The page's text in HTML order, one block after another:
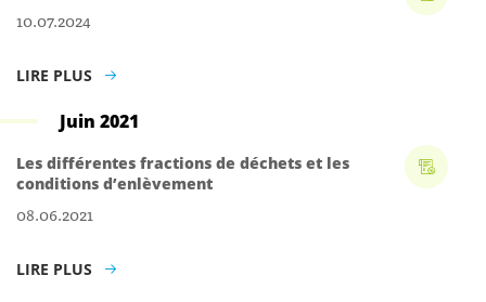
10.07.2024
LIRE PLUS
Juin 2021
Les différentes fractions de déchets et les
conditions d’enlèvement
08.06.2021
LIRE PLUS